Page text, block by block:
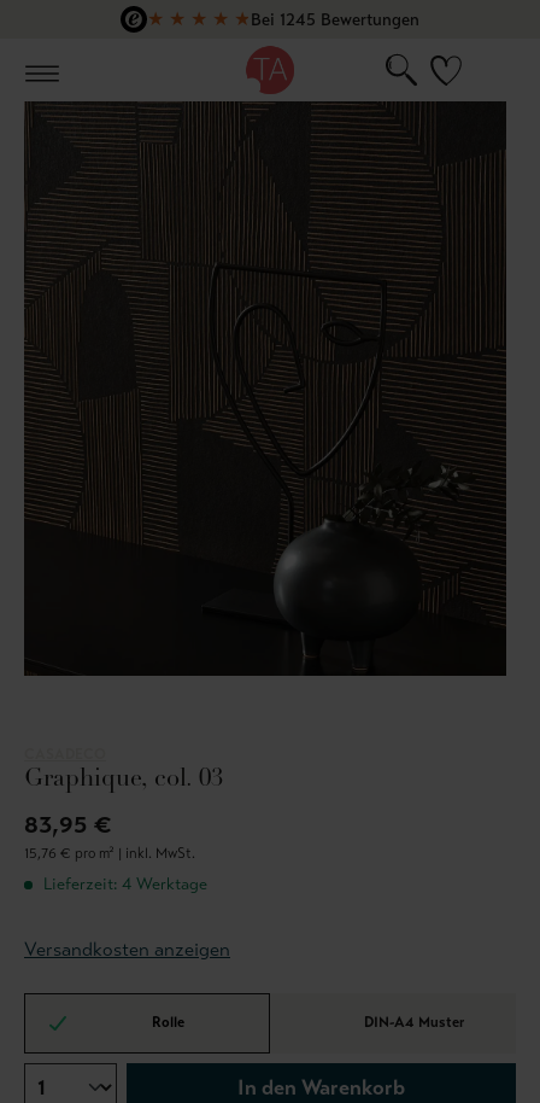
Zum Hauptinhalt springen
★ ★ ★ ★ ★Bei 1245 Bewertungen
Graphique, col. 03
83,95 €
15,76 € pro m² | inkl. MwSt.
Lieferzeit: 4 Werktage
Versandkosten anzeigen
Rolle DIN-A4 Muster
In den Warenkorb